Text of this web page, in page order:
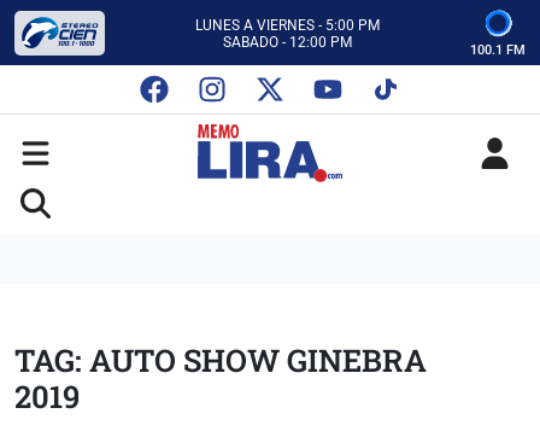
LUNES A VIERNES - 5:00 PM
SABADO - 12:00 PM
CON MEMO LIRA Y SU EQUIPO
LUNES A VIERNES - 5:00 PM
SABADO - 12:00 PM
100.1 FM
TAG: AUTO SHOW GINEBRA
2019